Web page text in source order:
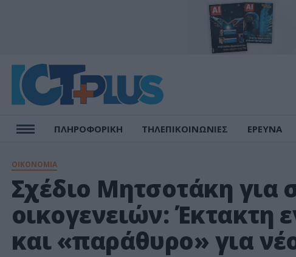
ΠΛΗΡΟΦΟΡΙΚΗ ΤΗΛΕΠΙΚΟΙΝΩΝΙΕΣ ΕΡΕΥΝΑ
ΟΙΚΟΝΟΜΙΑ
Σχέδιο Μητσοτάκη για
οικογενειών: Έκτακτη
και «παράθυρο» για